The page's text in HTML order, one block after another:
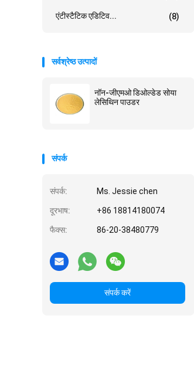
एंटीस्टैटिक एडिटिव... (8)
सर्वश्रेष्ठ उत्पादों
नॉन-जीएमओ डिओल्डेड सोया
लेसिथिन पाउडर
संपर्क
संपर्क: Ms. Jessie chen
दूरभाष: +86 18814180074
फैक्स: 86-20-38480779
संपर्क करें